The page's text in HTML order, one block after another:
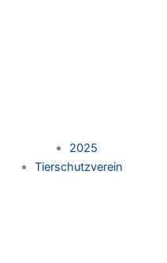
2025
Tierschutzverein